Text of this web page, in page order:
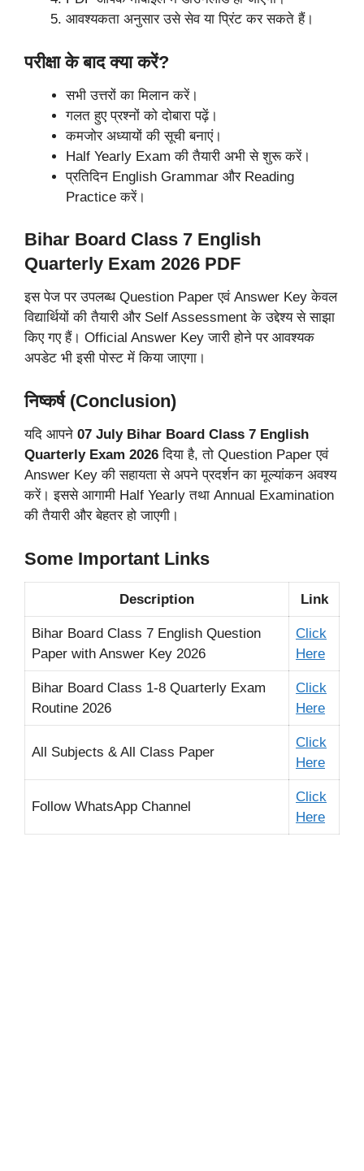
आवश्यकता अनुसार उसे सेव या प्रिंट कर सकते हैं।
परीक्षा के बाद क्या करें?
सभी उत्तरों का मिलान करें।
गलत हुए प्रश्नों को दोबारा पढ़ें।
कमजोर अध्यायों की सूची बनाएं।
Half Yearly Exam की तैयारी अभी से शुरू करें।
प्रतिदिन English Grammar और Reading
Practice करें।
Bihar Board Class 7 English
Quarterly Exam 2026 PDF
इस पेज पर उपलब्ध Question Paper एवं Answer Key केवल
विद्यार्थियों की तैयारी और Self Assessment के उद्देश्य से साझा
किए गए हैं। Official Answer Key जारी होने पर आवश्यक
अपडेट भी इसी पोस्ट में किया जाएगा।
निष्कर्ष (Conclusion)
यदि आपने 07 July Bihar Board Class 7 English
Quarterly Exam 2026 दिया है, तो Question Paper एवं
Answer Key की सहायता से अपने प्रदर्शन का मूल्यांकन अवश्य
करें। इससे आगामी Half Yearly तथा Annual Examination
की तैयारी और बेहतर हो जाएगी।
Some Important Links
Description Link
Bihar Board Class 7 English Question
Paper with Answer Key 2026
Click
Here
Bihar Board Class 1-8 Quarterly Exam
Routine 2026
Click
Here
All Subjects & All Class Paper
Click
Here
Follow WhatsApp Channel
Click
Here